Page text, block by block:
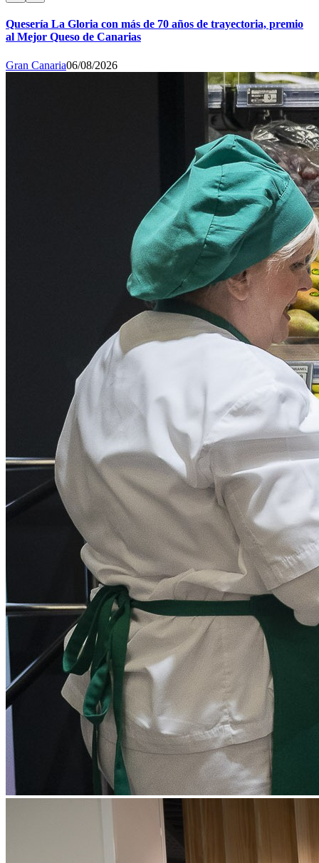
Quesería La Gloria con más de 70 años de trayectoria, premio
al Mejor Queso de Canarias
Gran Canaria06/08/2026